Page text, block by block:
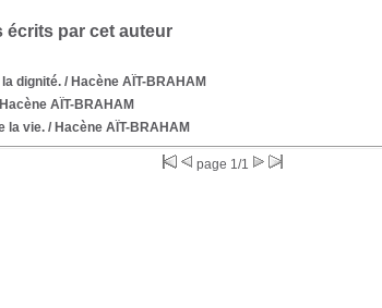
écrits par cet auteur
dignité./ Hacène AÏT-BRAHAM
AÏT-BRAHAM
la vie./ Hacène AÏT-BRAHAM
page 1/1